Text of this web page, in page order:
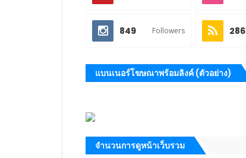
849 Followers 286
แบนเนอร์โฆษณาพร้อมลิงค์ (ตัวอย่าง)
จำนวนการดูหน้าเว็บรวม